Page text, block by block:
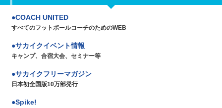
COACH UNITED
すべてのフットボールコーチのためのWEB
サカイクイベント情報
キャンプ、合宿大会、セミナー等
サカイクフリーマガジン
日本初全国版10万部発行
Spike!